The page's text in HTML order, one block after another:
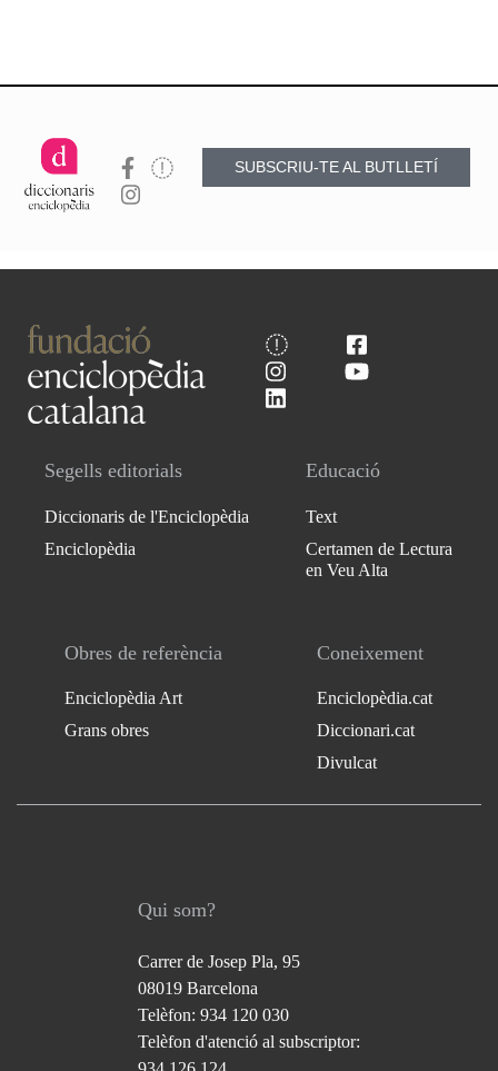
SUBSCRIU-TE AL BUTLLETÍ
Segells editorials
Diccionaris de l'Enciclopèdia
Enciclopèdia
Educació
Text
Certamen de Lectura
en Veu Alta
Obres de referència
Enciclopèdia Art
Grans obres
Coneixement
Enciclopèdia.cat
Diccionari.cat
Divulcat
Qui som?
Carrer de Josep Pla, 95
08019 Barcelona
Telèfon: 934 120 030
Telèfon d'atenció al subscriptor: